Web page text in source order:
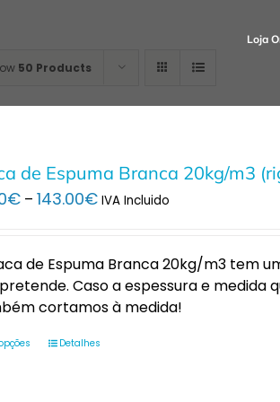
Loja
50 Products
de Espuma Branca 20kg/m3
€ – 143.00€Price
through
143.00€
IVA Incluido
de Espuma Branca 20kg/m3 tem
Caso a espessura e medida
cortamos à medida!
Detalhes